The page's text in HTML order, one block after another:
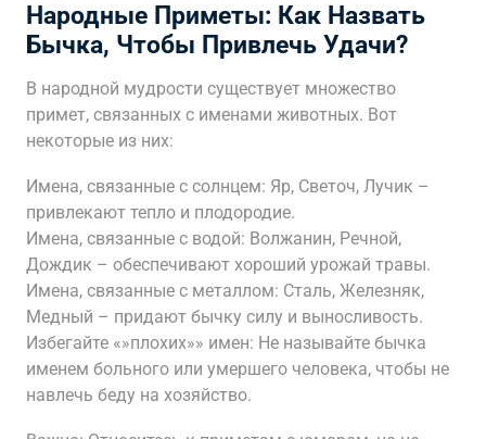
Народные Приметы: Как Назвать
Бычка, Чтобы Привлечь Удачи?
В народной мудрости существует множество
примет, связанных с именами животных. Вот
некоторые из них:
Имена, связанные с солнцем: Яр, Светоч, Лучик –
привлекают тепло и плодородие.
Имена, связанные с водой: Волжанин, Речной,
Дождик – обеспечивают хороший урожай травы.
Имена, связанные с металлом: Сталь, Железняк,
Медный – придают бычку силу и выносливость.
Избегайте «»плохих»» имен: Не называйте бычка
именем больного или умершего человека, чтобы не
навлечь беду на хозяйство.